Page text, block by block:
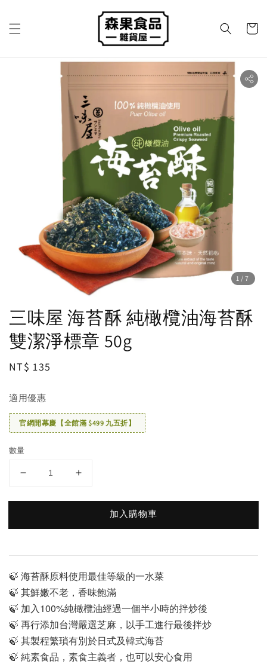
1 /7
三味屋 海苔酥 純橄欖油海苔酥
雙潔淨標章 50g
Regular
NT$ 135
適用優惠
官網開幕慶【全館滿 $499 九五折】
數量
加入購物車
🍃 海苔酥原料使用最佳等級的一水菜
🍃 其鮮嫩不老，香味飽滿
🍃 加入100%純橄欖油經過一個半小時的拌炒後
🍃 再行添加台灣嚴選芝麻，以手工進行最後拌炒
🍃 其製程繁瑣有別於日式及韓式海苔
🍃 純素食品，素食主義者，也可以安心食用